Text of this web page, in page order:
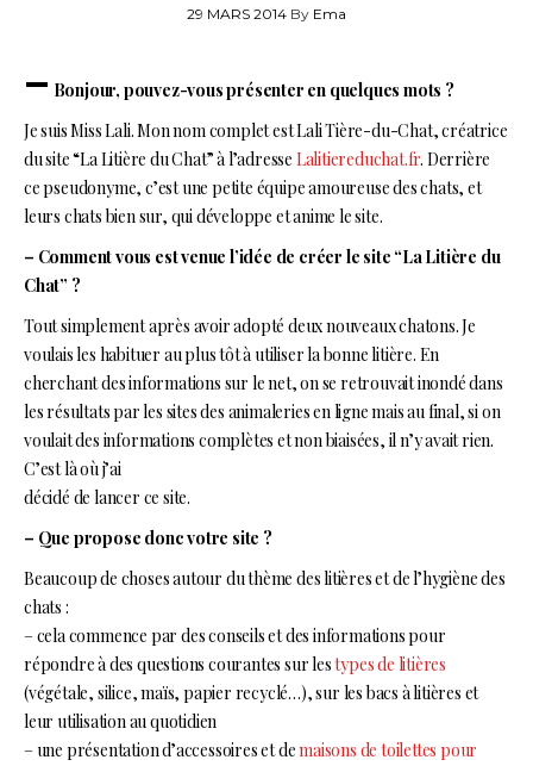
29 MARS 2014 By Ema
– Bonjour, pouvez-vous présenter en quelques mots ?
Je suis Miss Lali. Mon nom complet est Lali Tière-du-Chat, créatrice
du site “La Litière du Chat” à l’adresse Lalitiereduchat.fr. Derrière
ce pseudonyme, c’est une petite équipe amoureuse des chats, et
leurs chats bien sur, qui développe et anime le site.
– Comment vous est venue l’idée de créer le site “La Litière du
Chat” ?
Tout simplement après avoir adopté deux nouveaux chatons. Je
voulais les habituer au plus tôt à utiliser la bonne litière. En
cherchant des informations sur le net, on se retrouvait inondé dans
les résultats par les sites des animaleries en ligne mais au final, si on
voulait des informations complètes et non biaisées, il n’y avait rien.
C’est là où j’ai
décidé de lancer ce site.
– Que propose donc votre site ?
Beaucoup de choses autour du thème des litières et de l’hygiène des
chats :
– cela commence par des conseils et des informations pour
répondre à des questions courantes sur lestypes de litières
(végétale, silice, maïs, papier recyclé…), sur les bacs à litières et
leur utilisation au quotidien
– une présentation d’accessoires et demaisons de toilettes pour